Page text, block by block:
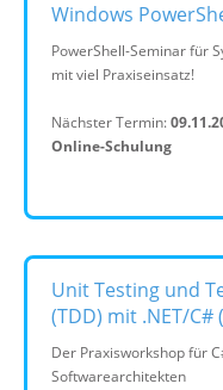
Windows
PowerShell-Seminar für
mit viel Praxiseinsatz!
Nächster Termin:
Online-Schulung
Unit Testing und
(TDD) mit .NET/C#
Der Praxisworkshop für
Softwarearchitekten